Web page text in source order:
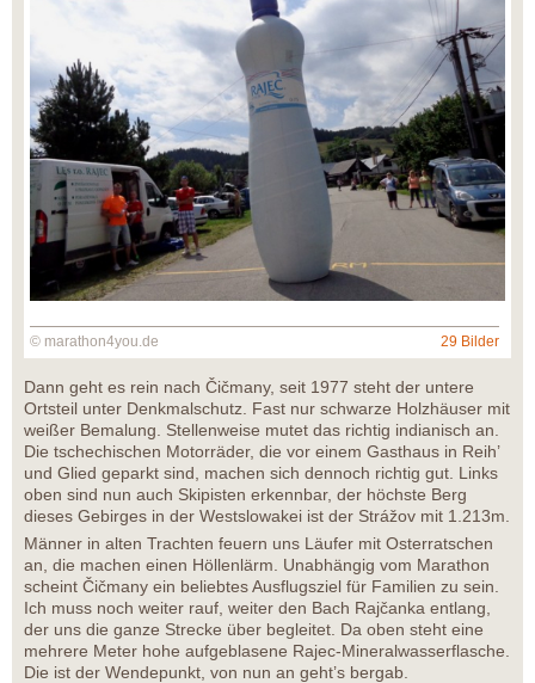
© marathon4you.de 29 Bilder
Dann geht es rein nach Čičmany, seit 1977 steht der untere
Ortsteil unter Denkmalschutz. Fast nur schwarze Holzhäuser mit
weißer Bemalung. Stellenweise mutet das richtig indianisch an.
Die tschechischen Motorräder, die vor einem Gasthaus in Reih’
und Glied geparkt sind, machen sich dennoch richtig gut. Links
oben sind nun auch Skipisten erkennbar, der höchste Berg
dieses Gebirges in der Westslowakei ist der Strážov mit 1.213m.
Männer in alten Trachten feuern uns Läufer mit Osterratschen
an, die machen einen Höllenlärm. Unabhängig vom Marathon
scheint Čičmany ein beliebtes Ausflugsziel für Familien zu sein.
Ich muss noch weiter rauf, weiter den Bach Rajčanka entlang,
der uns die ganze Strecke über begleitet. Da oben steht eine
mehrere Meter hohe aufgeblasene Rajec-Mineralwasserflasche.
Die ist der Wendepunkt, von nun an geht’s bergab.